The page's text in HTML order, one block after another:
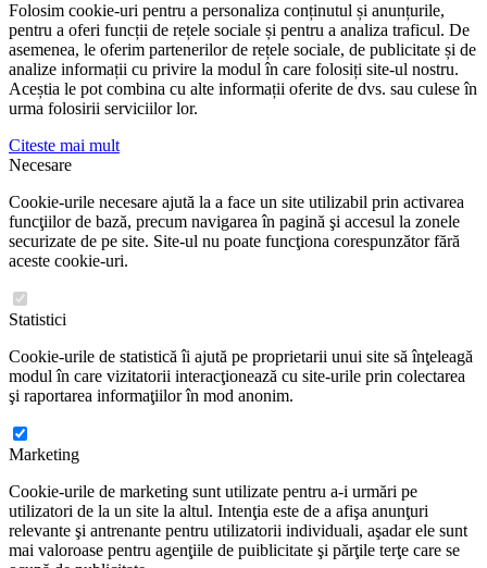
Folosim cookie-uri pentru a personaliza conținutul și anunțurile,
pentru a oferi funcții de rețele sociale și pentru a analiza traficul. De
asemenea, le oferim partenerilor de rețele sociale, de publicitate și de
analize informații cu privire la modul în care folosiți site-ul nostru.
Aceștia le pot combina cu alte informații oferite de dvs. sau culese în
urma folosirii serviciilor lor.
Citeste mai mult
Necesare
Cookie-urile necesare ajută la a face un site utilizabil prin activarea
funcţiilor de bază, precum navigarea în pagină şi accesul la zonele
securizate de pe site. Site-ul nu poate funcţiona corespunzător fără
aceste cookie-uri.
Statistici
Cookie-urile de statistică îi ajută pe proprietarii unui site să înţeleagă
modul în care vizitatorii interacţionează cu site-urile prin colectarea
şi raportarea informaţiilor în mod anonim.
Marketing
Cookie-urile de marketing sunt utilizate pentru a-i urmări pe
utilizatori de la un site la altul. Intenţia este de a afişa anunţuri
relevante şi antrenante pentru utilizatorii individuali, aşadar ele sunt
mai valoroase pentru agenţiile de puiblicitate şi părţile terţe care se